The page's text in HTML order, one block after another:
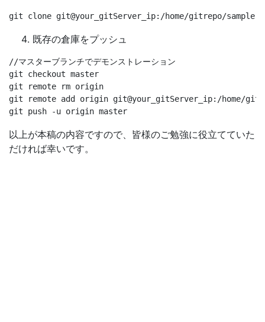
既存の倉庫をプッシュ
//マスターブランチでデモンストレーション
git checkout master
git remote rm origin
git remote add origin git@your_gitServer_ip:/home/
以上が本稿の内容ですので、皆様のご勉強に役立てていた
だければ幸いです。